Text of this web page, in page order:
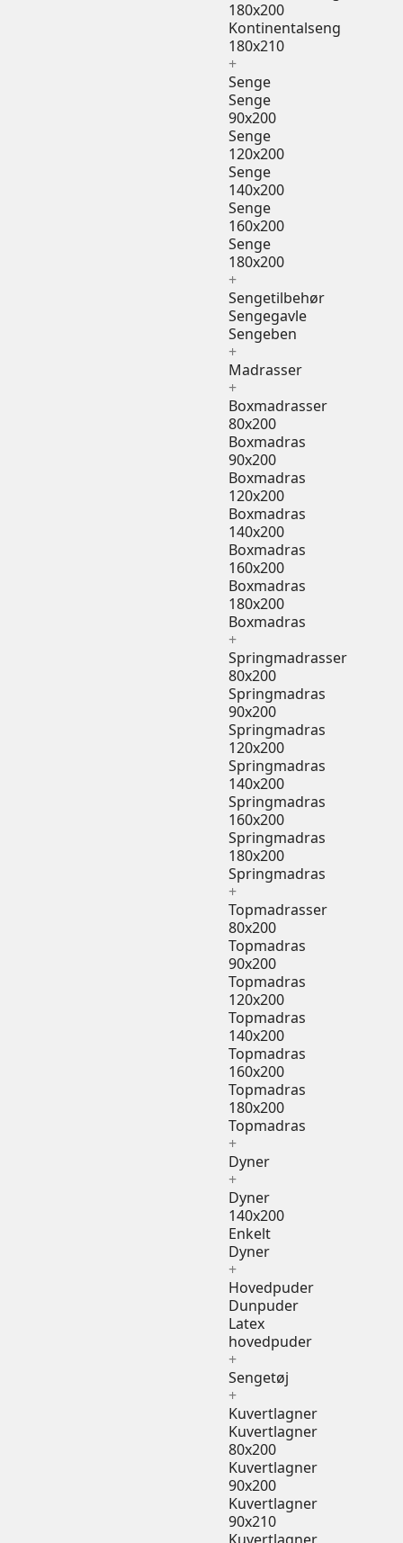
180x200
Kontinentalseng
180x210
+
Senge
Senge
90x200
Senge
120x200
Senge
140x200
Senge
160x200
Senge
180x200
+
Sengetilbehør
Sengegavle
Sengeben
+
Madrasser
+
Boxmadrasser
80x200
Boxmadras
90x200
Boxmadras
120x200
Boxmadras
140x200
Boxmadras
160x200
Boxmadras
180x200
Boxmadras
+
Springmadrasser
80x200
Springmadras
90x200
Springmadras
120x200
Springmadras
140x200
Springmadras
160x200
Springmadras
180x200
Springmadras
+
Topmadrasser
80x200
Topmadras
90x200
Topmadras
120x200
Topmadras
140x200
Topmadras
160x200
Topmadras
180x200
Topmadras
+
Dyner
+
Dyner
140x200
Enkelt
Dyner
+
Hovedpuder
Dunpuder
Latex
hovedpuder
+
Sengetøj
+
Kuvertlagner
Kuvertlagner
80x200
Kuvertlagner
90x200
Kuvertlagner
90x210